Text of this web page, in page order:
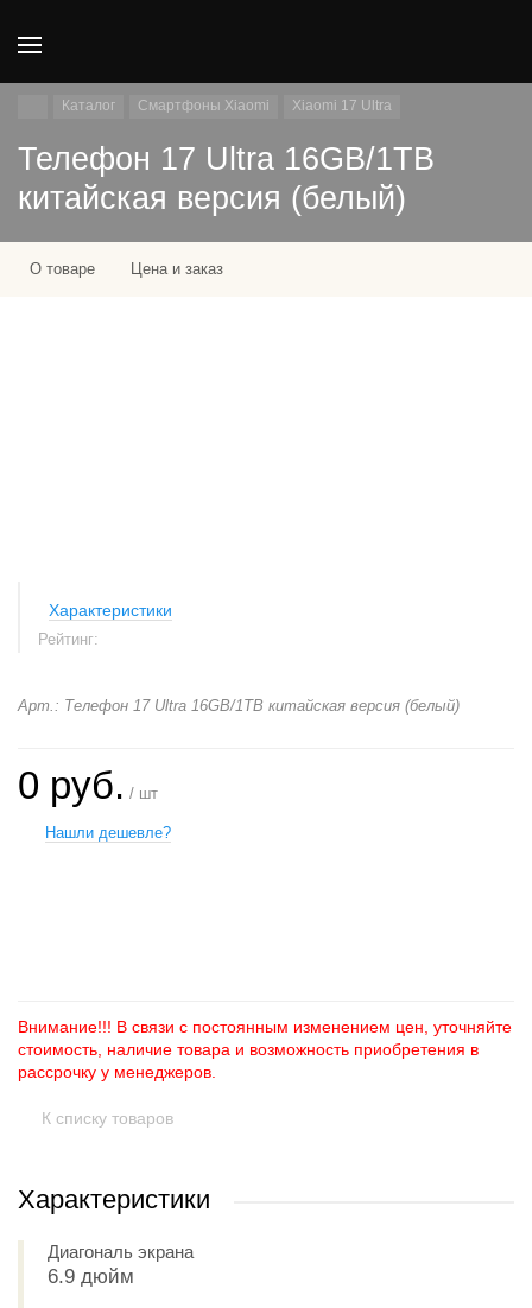
Каталог Смартфоны Xiaomi Xiaomi 17 Ultra
Телефон 17 Ultra 16GB/1TB
китайская версия (белый)
О товаре Цена и заказ
Характеристики
Рейтинг:
Арт.: Телефон 17 Ultra 16GB/1TB китайская версия (белый)
0 руб. / шт
Нашли дешевле?
Внимание!!! В связи с постоянным изменением цен, уточняйте
стоимость, наличие товара и возможность приобретения в
рассрочку у менеджеров.
К списку товаров
Характеристики
Диагональ экрана
6.9 дюйм